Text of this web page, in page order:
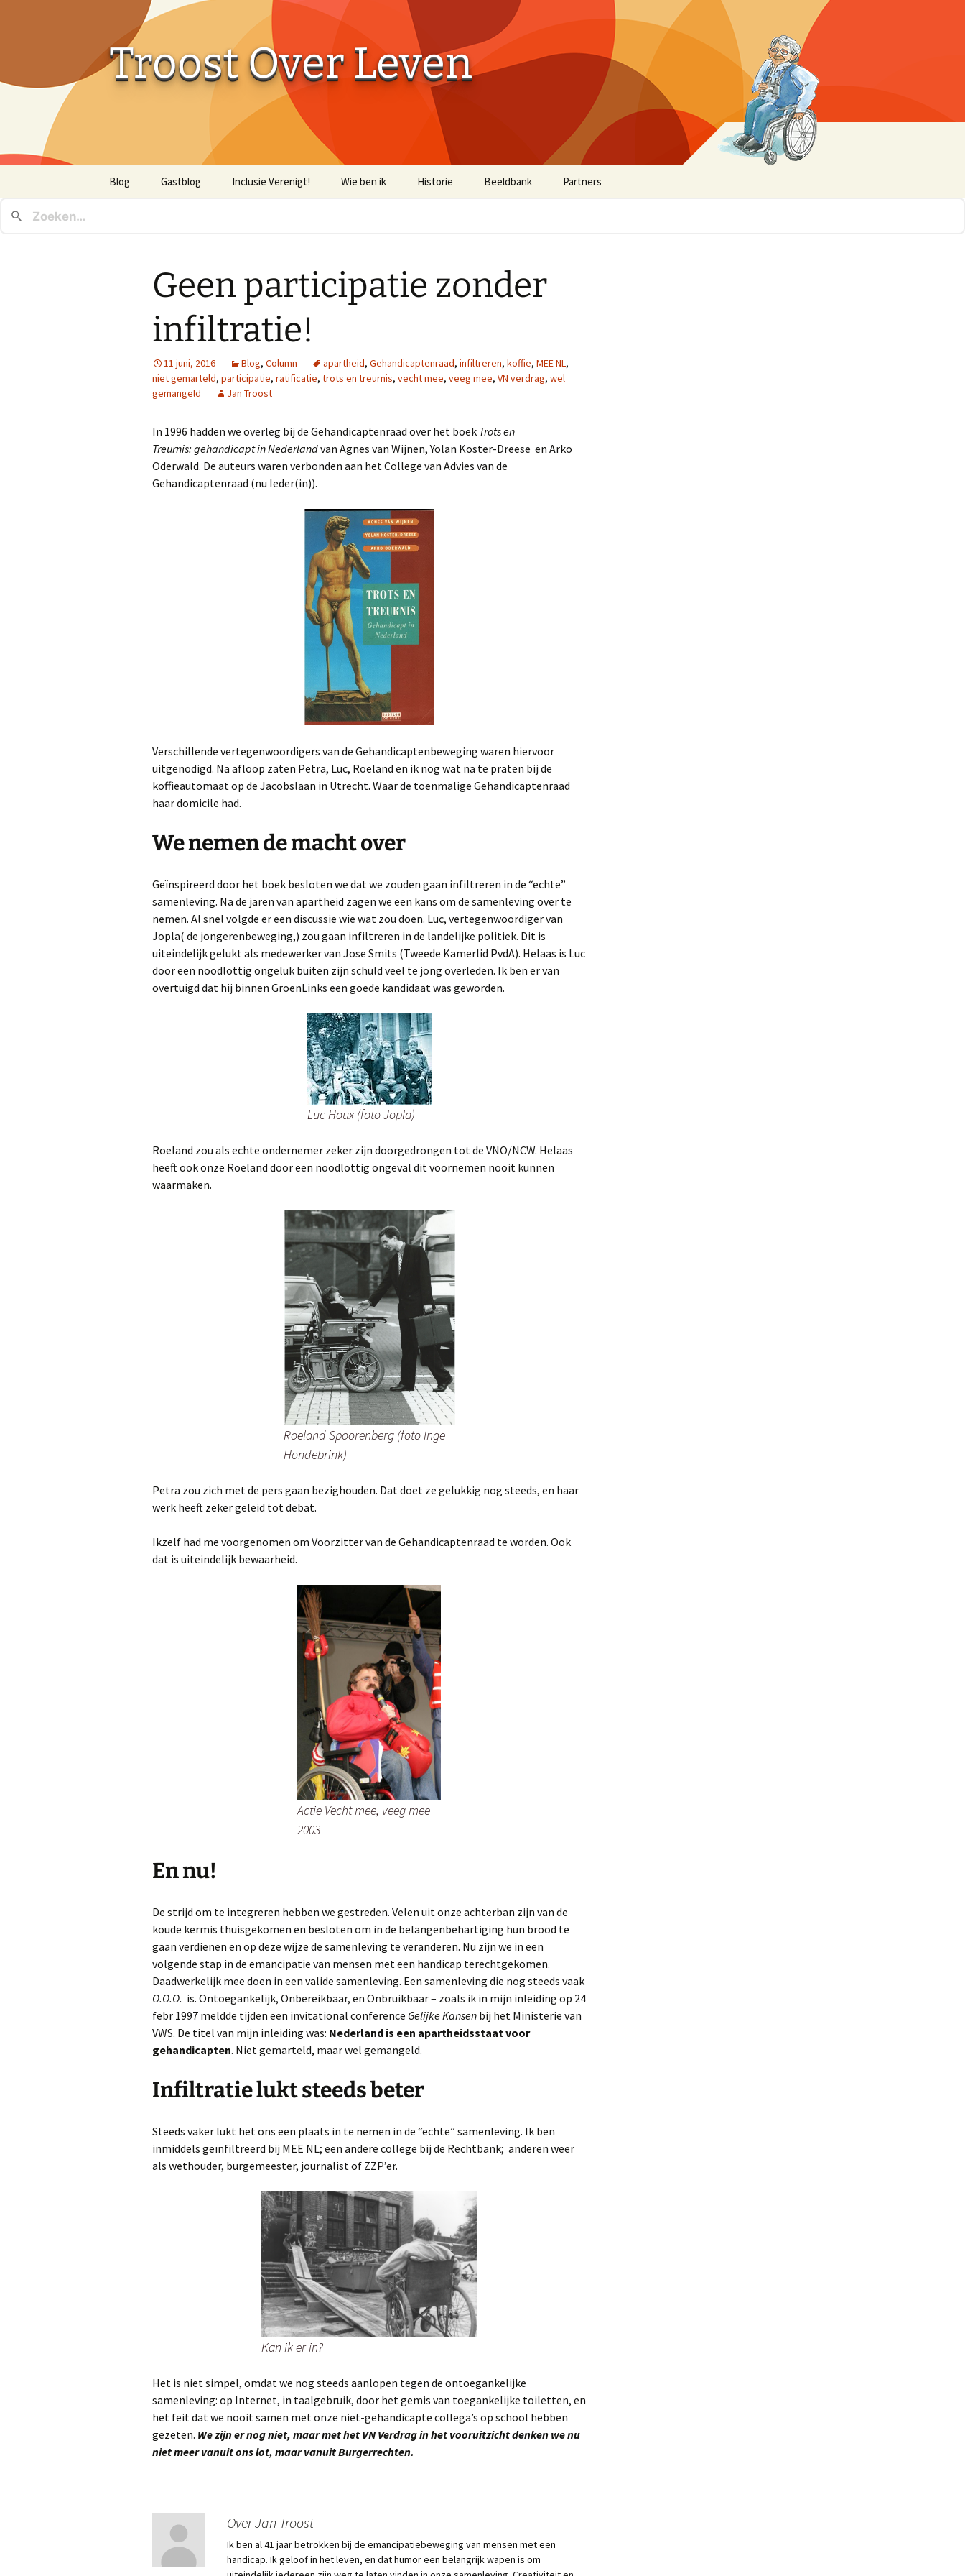
Troost Over Leven
Blog Gastblog Inclusie Verenigt! Wie ben ik Historie Beeldbank
Historische Beelden
Partners
Geen participatie zonder
infiltratie!
11 juni, 2016 Blog, Column apartheid, Gehandicaptenraad, infiltreren, koffie, MEE NL,
niet gemarteld, participatie, ratificatie, trots en treurnis, vecht mee, veeg mee, VN verdrag, wel
gemangeld
Jan Troost
In 1996 hadden we overleg bij de Gehandicaptenraad over het boek Trots en
Treurnis: gehandicapt in Nederlandvan Agnes van Wijnen, Yolan Koster-Dreese en Arko
Oderwald. De auteurs waren verbonden aan het College van Advies van de
Gehandicaptenraad (nu Ieder(in)).
Verschillende vertegenwoordigers van de Gehandicaptenbeweging waren hiervoor
uitgenodigd. Na afloop zaten Petra, Luc, Roeland en ik nog wat na te praten bij de
koffieautomaat op de Jacobslaan in Utrecht. Waar de toenmalige Gehandicaptenraad
haar domicile had.
We nemen de macht over
Geïnspireerd door het boek besloten we dat we zouden gaan infiltreren in de “echte”
samenleving. Na de jaren van apartheid zagen we een kans om de samenleving over te
nemen. Al snel volgde er een discussie wie wat zou doen. Luc, vertegenwoordiger van
Jopla( de jongerenbeweging,) zou gaan infiltreren in de landelijke politiek. Dit is
uiteindelijk gelukt als medewerker van Jose Smits (Tweede Kamerlid PvdA). Helaas is Luc
door een noodlottig ongeluk buiten zijn schuld veel te jong overleden. Ik ben er van
overtuigd dat hij binnen GroenLinks een goede kandidaat was geworden.
Luc Houx (foto Jopla)
Roeland zou als echte ondernemer zeker zijn doorgedrongen tot de VNO/NCW. Helaas
heeft ook onze Roeland door een noodlottig ongeval dit voornemen nooit kunnen
waarmaken.
Roeland Spoorenberg (foto Inge
Hondebrink)
Petra zou zich met de pers gaan bezighouden. Dat doet ze gelukkig nog steeds, en haar
werk heeft zeker geleid tot debat.
Ikzelf had me voorgenomen om Voorzitter van de Gehandicaptenraad te worden. Ook
dat is uiteindelijk bewaarheid.
Actie Vecht mee, veeg mee
2003
En nu!
De strijd om te integreren hebben we gestreden. Velen uit onze achterban zijn van de
koude kermis thuisgekomen en besloten om in de belangenbehartiging hun brood te
gaan verdienen en op deze wijze de samenleving te veranderen. Nu zijn we in een
volgende stap in de emancipatie van mensen met een handicap terechtgekomen.
Daadwerkelijk mee doen in een valide samenleving. Een samenleving die nog steeds vaak
O.O.O. is. Ontoegankelijk, Onbereikbaar, en Onbruikbaar – zoals ik in mijn inleiding op 24
febr 1997 meldde tijden een invitational conference Gelijke Kansen bij het Ministerie van
VWS. De titel van mijn inleiding was: Nederland is een apartheidsstaat voor
gehandicapten. Niet gemarteld, maar wel gemangeld.
Infiltratie lukt steeds beter
Steeds vaker lukt het ons een plaats in te nemen in de “echte” samenleving. Ik ben
inmiddels geïnfiltreerd bij MEE NL; een andere college bij de Rechtbank; anderen weer
als wethouder, burgemeester, journalist of ZZP’er.
Kan ik er in?
Het is niet simpel, omdat we nog steeds aanlopen tegen de ontoegankelijke
samenleving: op Internet, in taalgebruik, door het gemis van toegankelijke toiletten, en
het feit dat we nooit samen met onze niet-gehandicapte collega’s op school hebben
gezeten. We zijn er nog niet, maar met het VN Verdrag in het vooruitzicht denken we nu
niet meer vanuit ons lot, maar vanuit Burgerrechten.
Over Jan Troost
Ik ben al 41 jaar betrokken bij de emancipatiebeweging van mensen met een
handicap. Ik geloof in het leven, en dat humor een belangrijk wapen is om